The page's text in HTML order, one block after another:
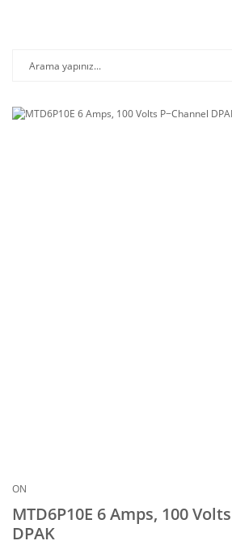
ON
MTD6P10E 6 Amps, 100
DPAK